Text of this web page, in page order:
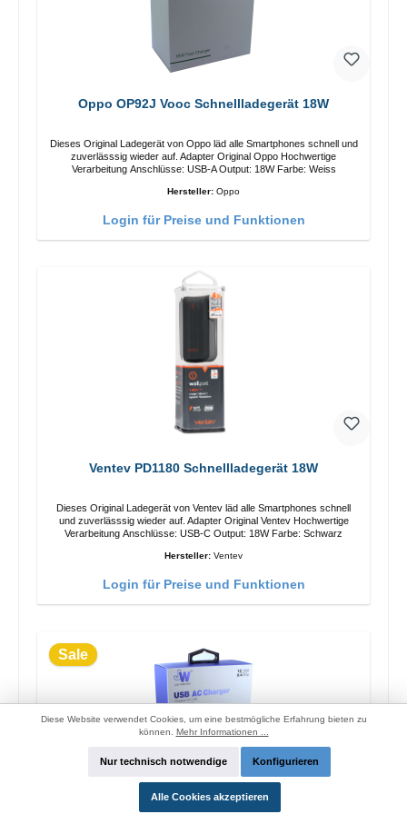
Oppo OP92J Vooc Schnellladegerät 18W
Dieses Original Ladegerät von Oppo läd alle Smartphones schnell und
zuverlässsig wieder auf. Adapter Original Oppo Hochwertige
Verarbeitung Anschlüsse: USB-A Output: 18W Farbe: Weiss
Hersteller: Oppo
Login für Preise und Funktionen
Ventev PD1180 Schnellladegerät 18W
Dieses Original Ladegerät von Ventev läd alle Smartphones schnell
und zuverlässsig wieder auf. Adapter Original Ventev Hochwertige
Verarbeitung Anschlüsse: USB-C Output: 18W Farbe: Schwarz
Hersteller: Ventev
Login für Preise und Funktionen
Sale
Diese Website verwendet Cookies, um eine bestmögliche Erfahrung bieten zu
können. Mehr Informationen ...
Nur technisch notwendige Konfigurieren
Alle Cookies akzeptieren